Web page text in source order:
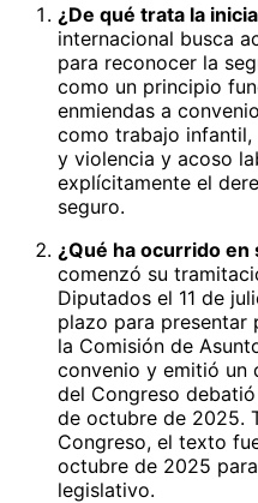
¿De qué trata la
internacional busca
para reconocer la
como un principio
enmiendas a
como trabajo
y violencia y acoso
explícitamente el
seguro.
¿Qué ha ocurrido en
comenzó su
Diputados el 11 de
plazo para presentar
la Comisión de
convenio y emitió un
del Congreso
de octubre de 2025.
Congreso, el texto
octubre de 2025
legislativo.